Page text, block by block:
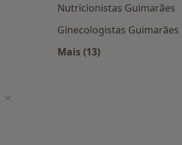
Nutricionistas Guimarães
Ginecologistas Guimarães
Mais (13)
Mudar de cidade